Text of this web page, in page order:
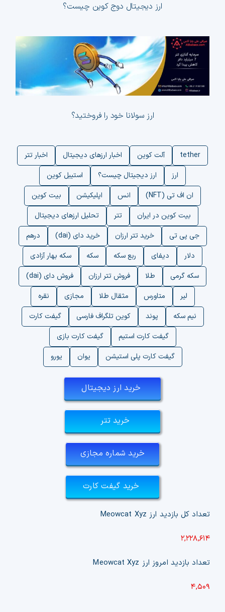
ارز دیجیتال دوج کوین چیست؟
ارز سولانا خود را فروختید؟
tether آلت کوین اخبار ارزهای دیجیتال
اخبار تتر
ارز
ارز دیجیتال چیست؟
استیبل کوین
ان اف تی (NFT)
انس اپلیکیشن
بیت کوین
بیت کوین در ایران
تتر
تحلیل ارزهای دیجیتال
جی پی تی
خرید تتر ارزان خرید دای (dai)
درهم
دلار
دیفای ربع سکه سکه
سکه بهار آزادی
سکه گرمی
طلا فروش تتر ارزان
فروش دای (dai)
لیر
متاورس مثقال طلا مجازی
نقره
نیم سکه
پوند کوین تلگراف فارسی
گیفت کارت
گیفت کارت استیم
گیفت کارت بازی
گیفت کارت پلی استیشن
یوان یورو
خرید ارز دیجیتال
خرید تتر
خرید شماره مجازی
خرید گیفت کارت
تعداد کل بازدید ارز Meowcat Xyz
۲,۲۲۸,۶۱۴
تعداد بازدید امروز ارز Meowcat Xyz
۴,۵۰۹